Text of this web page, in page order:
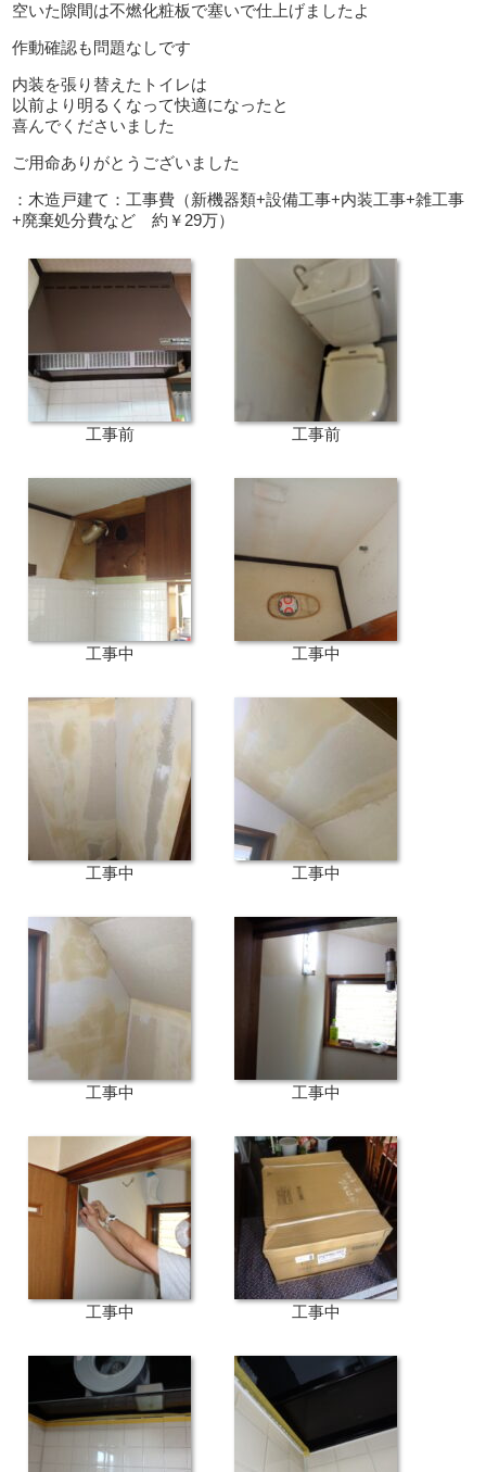
空いた隙間は不燃化粧板で塞いで仕上げましたよ
作動確認も問題なしです
内装を張り替えたトイレは
以前より明るくなって快適になったと
喜んでくださいました
ご用命ありがとうございました
：木造戸建て：工事費（新機器類+設備工事+内装工事+雑工事
+廃棄処分費など 約￥29万）
工事前 工事前
工事中 工事中
工事中 工事中
工事中 工事中
工事中 工事中